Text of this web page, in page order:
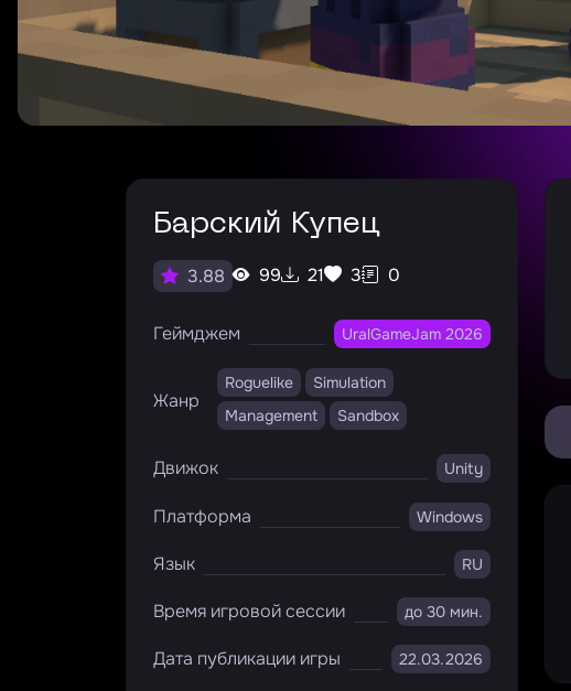
Барский Купец
3.88 99 21 3 0
Геймджем UralGameJam 2026
Жанр
Roguelike
Simulation
Management
Sandbox
Движок Unity
Платформа Windows
Язык RU
Время игровой сессии до 30 мин.
Дата публикации игры 22.03.2026